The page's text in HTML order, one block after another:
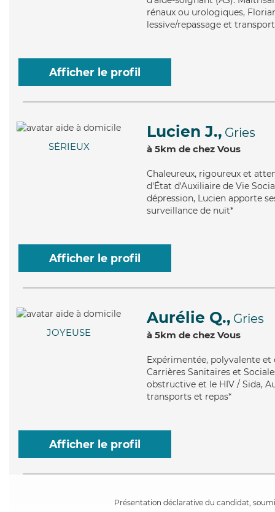
rénaux ou urologiques,
lessive/repassage et
Afficher le profil
SÉRIEUX
Lucien J., Gries
à 5km de chez Vous
Chaleureux, rigoureux et
d'État d'Auxiliaire de Vie
dépression, Lucien apporte
surveillance de nuit*
Afficher le profil
JOYEUSE
Aurélie Q., Gries
à 5km de chez Vous
Expérimentée, polyvalente et
Carrières Sanitaires et
obstructive et le HIV / Sida,
transports et repas*
Afficher le profil
Présentation déclarative du candidat,